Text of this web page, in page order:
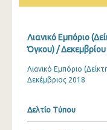
Ιανουαρίου
Νοεμβρίου
Οκτωβρίου
Αυγούστου
Λιανικό Εμπόριο
Όγκου) /
Λιανικό Εμπόριο
Δεκέμβριος 2018
Δελτίο Τύπου